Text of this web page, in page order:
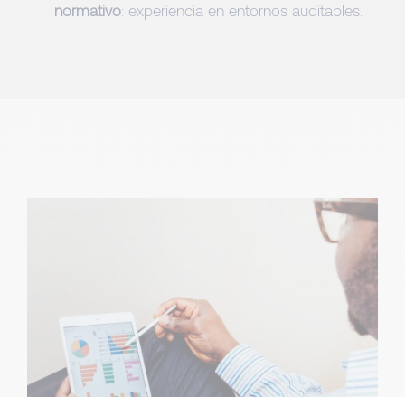
normativo: experiencia en entornos auditables.